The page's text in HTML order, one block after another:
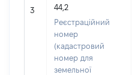
3
44,2
Реєстраційний
номер
(кадастровий
номер для
земельної